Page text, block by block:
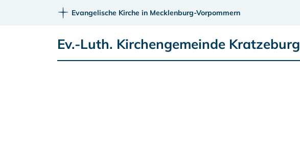
Evangelische Kirche in Mecklenburg-Vorpommern
Ev.-Luth. Kirchengemeinde Kratzeburg